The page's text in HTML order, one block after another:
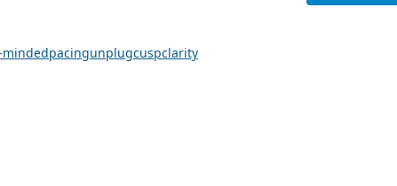
pacingunplugcuspclarity